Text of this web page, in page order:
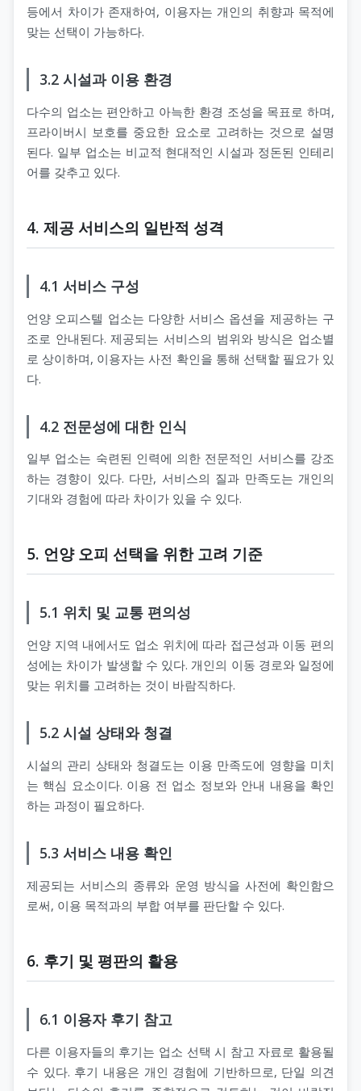
등에서 차이가 존재하여, 이용자는 개인의 취향과 목적에
맞는 선택이 가능하다.
3.2 시설과 이용 환경
다수의 업소는 편안하고 아늑한 환경 조성을 목표로 하며,
프라이버시 보호를 중요한 요소로 고려하는 것으로 설명
된다. 일부 업소는 비교적 현대적인 시설과 정돈된 인테리
어를 갖추고 있다.
4. 제공 서비스의 일반적 성격
4.1 서비스 구성
언양 오피스텔 업소는 다양한 서비스 옵션을 제공하는 구
조로 안내된다. 제공되는 서비스의 범위와 방식은 업소별
로 상이하며, 이용자는 사전 확인을 통해 선택할 필요가 있
다.
4.2 전문성에 대한 인식
일부 업소는 숙련된 인력에 의한 전문적인 서비스를 강조
하는 경향이 있다. 다만, 서비스의 질과 만족도는 개인의
기대와 경험에 따라 차이가 있을 수 있다.
5. 언양 오피 선택을 위한 고려 기준
5.1 위치 및 교통 편의성
언양 지역 내에서도 업소 위치에 따라 접근성과 이동 편의
성에는 차이가 발생할 수 있다. 개인의 이동 경로와 일정에
맞는 위치를 고려하는 것이 바람직하다.
5.2 시설 상태와 청결
시설의 관리 상태와 청결도는 이용 만족도에 영향을 미치
는 핵심 요소이다. 이용 전 업소 정보와 안내 내용을 확인
하는 과정이 필요하다.
5.3 서비스 내용 확인
제공되는 서비스의 종류와 운영 방식을 사전에 확인함으
로써, 이용 목적과의 부합 여부를 판단할 수 있다.
6. 후기 및 평판의 활용
6.1 이용자 후기 참고
다른 이용자들의 후기는 업소 선택 시 참고 자료로 활용될
수 있다. 후기 내용은 개인 경험에 기반하므로, 단일 의견